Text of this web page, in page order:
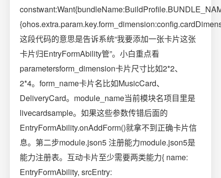
这段代码的意思是告诉系统“我要添加一张卡片这张
卡片归EntryFormAbility管”。小白重点看
parametersform_dimension卡片尺寸比如2*2、
2*4。form_name卡片名比如MusicCard、
DeliveryCard。module_name当前模块名项目里是
livecardsample。如果这些参数传错后面的
EntryFormAbility.onAddForm()就拿不到正确卡片信
息。第二步module.json5 注册能力module.json5是
能力注册表。互动卡片至少需要两类能力{ name:
EntryFormAbility, srcEntry: